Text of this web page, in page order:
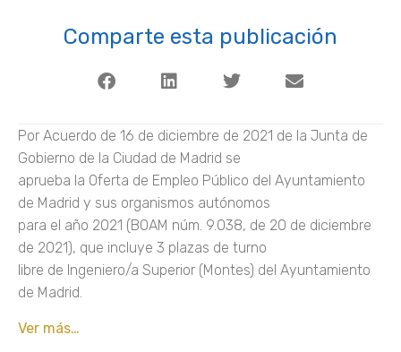
Comparte esta publicación
Por Acuerdo de 16 de diciembre de 2021 de la Junta de
Gobierno de la Ciudad de Madrid se
aprueba la Oferta de Empleo Público del Ayuntamiento
de Madrid y sus organismos autónomos
para el año 2021 (BOAM núm. 9.038, de 20 de diciembre
de 2021), que incluye 3 plazas de turno
libre de Ingeniero/a Superior (Montes) del Ayuntamiento
de Madrid.
Ver más…